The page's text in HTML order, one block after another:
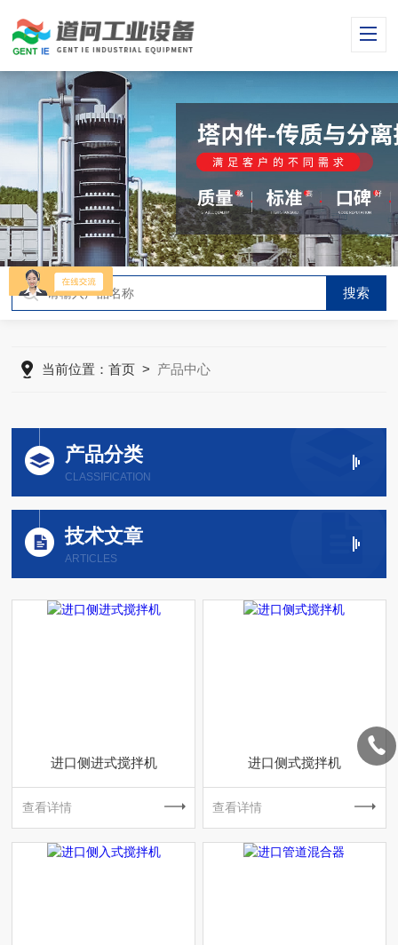
当前位置：首页 > 产品中心
产品分类
CLASSIFICATION
技术文章
ARTICLES
进口侧进式搅拌机
查看详情
进口侧式搅拌机
查看详情